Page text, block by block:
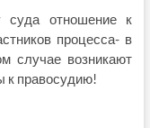
суда отношение к
процесса- в
случае возникают
к правосудию!